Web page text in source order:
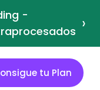
-
›
tu Plan